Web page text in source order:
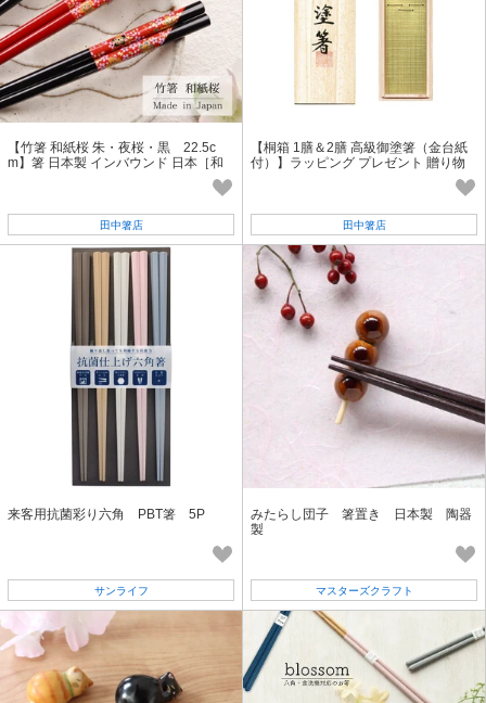
【竹箸 和紙桜 朱・夜桜・黒 22.5c
m】箸 日本製 インバウンド 日本［和
田中箸店
【桐箱 1膳＆2膳 高級御塗箸（金台紙
付）】ラッピング プレゼント 贈り物
田中箸店
来客用抗菌彩り六角 PBT箸 5P
サンライフ
みたらし団子 箸置き 日本製 陶器
製
マスターズクラフト